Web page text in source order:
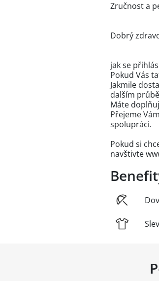
Zručnost a
Dobrý
jak se
Pokud Vás
Jakmile
dalším
Máte
Přejeme
spolupráci.
Pokud si
navštivte